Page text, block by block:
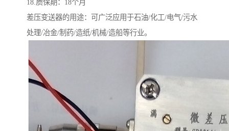
18.质保期：18个月
差压变送器的用途：可广泛应用于石油/化工/电气/污水
处理/冶金/制药/造纸/机械/造船等行业。